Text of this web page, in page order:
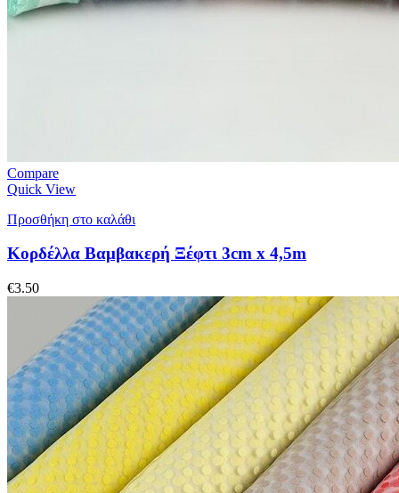
Compare
Quick View
Προσθήκη στο καλάθι
Κορδέλλα Βαμβακερή Ξέφτι 3cm x 4,5m
€3.50